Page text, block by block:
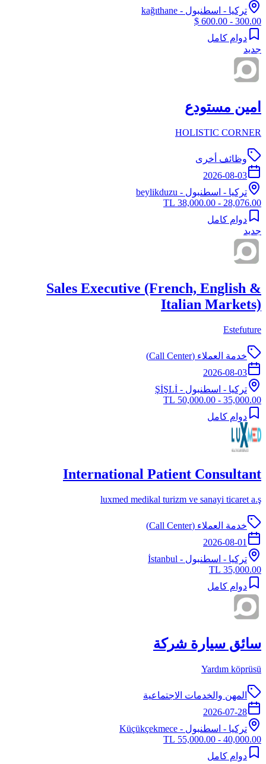
تركيا - اسطنبول - kağıthane
300.00 - 600.00 $
دوام كامل
جديد
امين مستودع
HOLISTIC CORNER
وظائف أخرى
2026-08-03
تركيا - اسطنبول - beylikduzu
28,076.00 - 38,000.00 TL
دوام كامل
جديد
Sales Executive (French, English &
Italian Markets)
Estefuture
خدمة العملاء (Call Center)
2026-08-03
تركيا - اسطنبول - ŞİŞLİ
35,000.00 - 50,000.00 TL
دوام كامل
International Patient Consultant
luxmed medikal turizm ve sanayi ticaret a.ş
خدمة العملاء (Call Center)
2026-08-01
تركيا - اسطنبول - İstanbul
35,000.00 TL
دوام كامل
سائق سيارة شركة
Yardım köprüsü
المهن والخدمات الاجتماعية
2026-07-28
تركيا - اسطنبول - Küçükçekmece
40,000.00 - 55,000.00 TL
دوام كامل